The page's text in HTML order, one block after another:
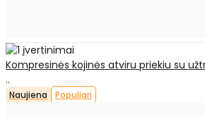
Kompresinės kojinės atviru priekiu su
..
Naujiena Populiari